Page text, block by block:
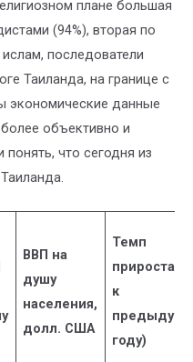
плане большая
(94%), вторая по
последователи
Таиланда, на границе с
экономические данные
объективно и
что сегодня из
ВВП на
душу
населения,
долл. США
Темп
прироста (в
к
году)